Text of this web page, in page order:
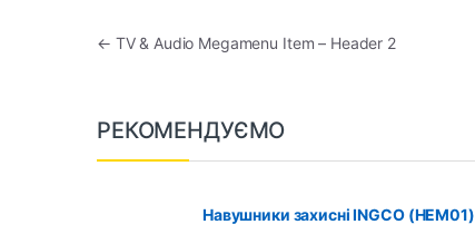
Навігація записів
← TV & Audio Megamenu Item – Header 2
РЕКОМЕНДУЄМО
Навушники захисні INGCO (HEM01)